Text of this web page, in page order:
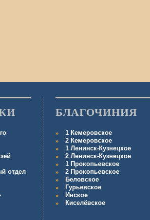
отдел
БЛАГОЧИНИЯ
1 Кемеровское
2 Кемеровское
1 Ленинск-Кузнецкое
2 Ленинск-Кузнецкое
1 Прокопьевское
2 Прокопьевское
Беловское
Гурьевское
Инское
Киселёвское